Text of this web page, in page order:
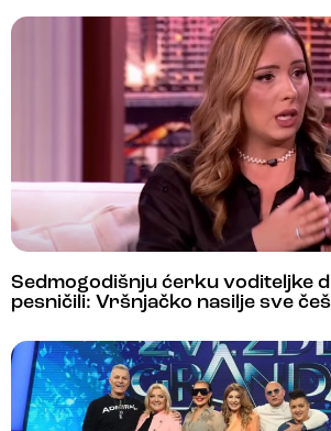
Sedmogodišnju ćerku voditeljke
pesničili: Vršnjačko nasilje sve